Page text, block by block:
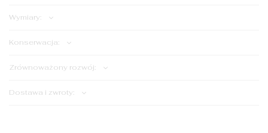
Wymiary:
Konserwacja:
Zrównoważony rozwój:
Dostawa i zwroty: